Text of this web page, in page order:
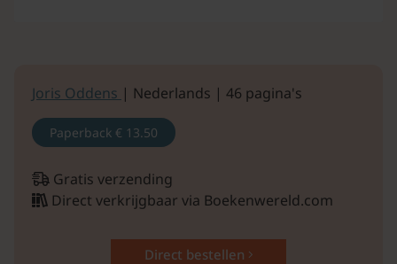
Joris Oddens | Nederlands | 46 pagina's
Paperback € 13.50
Gratis verzending
Direct verkrijgbaar via Boekenwereld.com
Direct bestellen